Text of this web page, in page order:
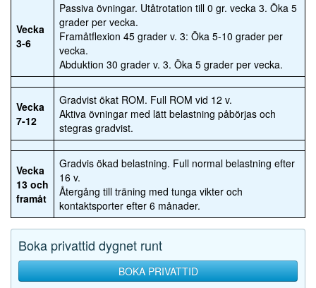
Vecka
3-6
Passiva övningar. Utåtrotation till 0 gr. vecka 3. Öka 5
grader per vecka.
Framåtflexion 45 grader v. 3: Öka 5-10 grader per
vecka.
Abduktion 30 grader v. 3. Öka 5 grader per vecka.
Vecka
7-12
Gradvist ökat ROM. Full ROM vid 12 v.
Aktiva övningar med lätt belastning påbörjas och
stegras gradvist.
Vecka
13 och
framåt
Gradvis ökad belastning. Full normal belastning efter
16 v.
Återgång till träning med tunga vikter och
kontaktsporter efter 6 månader.
Boka privattid dygnet runt
BOKA PRIVATTID